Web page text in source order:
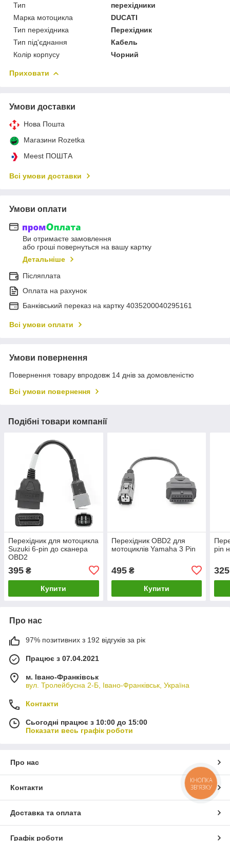
Тип
перехідники
Марка мотоцикла
DUCATI
Тип перехідника
Перехідник
Тип під'єднання
Кабель
Колір корпусу
Чорний
Приховати
Умови доставки
Нова Пошта
Магазини Rozetka
Meest ПОШТА
Всі умови доставки
Умови оплати
Ви отримаєте замовлення
або гроші повернуться на вашу картку
Детальніше
Післяплата
Оплата на рахунок
Банківський переказ на картку 4035200040295161
Всі умови оплати
Умови повернення
Повернення товару впродовж 14 днів за домовленістю
Всі умови повернення
Подібні товари компанії
Перехідник для мотоцикла
Suzuki 6-pin до сканера
OBD2
395 ₴
Купити
Перехідник OBD2 для
мотоциклів Yamaha 3 Pin
495₴
Купити
pin
325
Про нас
97% позитивних з 192 відгуків за рік
Працює з 07.04.2021
м. Івано-Франківськ
вул. Тролейбусна 2-Б, Івано-Франківськ, Україна
Контакти
Сьогодні працює з 10:00 до 15:00
Показати весь графік роботи
Про нас
Контакти
Доставка та оплата
Графік роботи
КНОПКА
ЗВ'ЯЗКУ